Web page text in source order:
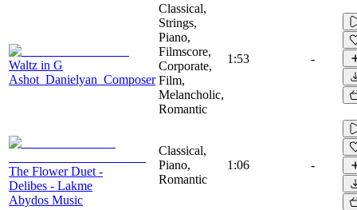
Waltz in G
Ashot_Danielyan_Composer
Classical,
Strings,
Piano,
Filmscore,
Corporate,
Film,
Melancholic,
Romantic
1:53 -
The Flower Duet -
Delibes - Lakme
Abydos Music
Classical,
Piano,
Romantic
1:06 -